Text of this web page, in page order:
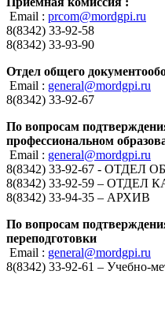
Email : prcom@mordgpi.ru
8(8342) 33-92-58
8(8342) 33-93-90
Отдел общего
Email : general@mordgpi.ru
8(8342) 33-92-67
По вопросам
профессиональном
Email : general@mordgpi.ru
8(8342) 33-92-67 -
8(8342) 33-92-59 – ОТДЕЛ
8(8342) 33-94-35 – АРХИВ
По вопросам
переподготовки
Email : general@mordgpi.ru
8(8342) 33-92-61 – Учебно-